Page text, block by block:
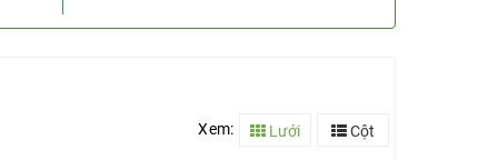
Xem: Lưới Cột